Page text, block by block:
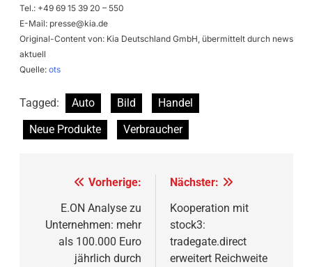
Tel.: +49 69 15 39 20 – 550
E-Mail: presse@kia.de
Original-Content von: Kia Deutschland GmbH, übermittelt durch news
aktuell
Quelle: ots
Tagged: Auto Bild
Handel
Neue Produkte
Verbraucher
Beitragsnavigation
Vorherige:
E.ON Analyse zu
Unternehmen: mehr
als 100.000 Euro
jährlich durch
Nächster:
Kooperation mit
stock3:
tradegate.direct
erweitert Reichweite